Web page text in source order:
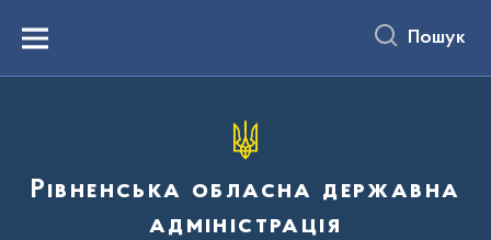
вмістуMenu Пошук
Рівненська обласна державна
адміністрація